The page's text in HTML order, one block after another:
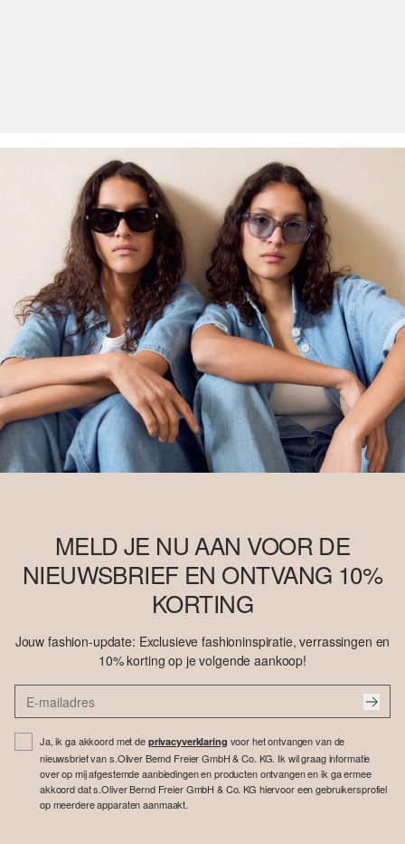
MELD JE NU AAN VOOR DE
NIEUWSBRIEF EN ONTVANG 10%
KORTING
Jouw fashion-update: Exclusieve fashioninspiratie, verrassingen en
10% korting op je volgende aankoop!
Ja, ik ga akkoord met de privacyverklaring voor het ontvangen van de
nieuwsbrief van s.Oliver Bernd Freier GmbH & Co. KG. Ik wil graag informatie
over op mij afgestemde aanbiedingen en producten ontvangen en ik ga ermee
akkoord dat s.Oliver Bernd Freier GmbH & Co. KG hiervoor een gebruikersprofiel
op meerdere apparaten aanmaakt.